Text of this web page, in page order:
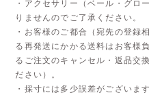
・アクセサリー（ベール・グロ
りませんのでご了承ください。
・お客様のご都合（宛先の登録
る再発送にかかる送料はお客様
るご注文のキャンセル・返品交
ださい）。
・採寸には多少誤差がございま